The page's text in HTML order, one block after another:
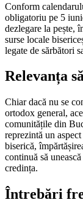
Conform
obligatoriu pe 5
dezlegare la pește,
surse locale
legate de sărbători
Relevanța
Chiar dacă nu se
ortodox general,
comunitățile din
reprezintă un
biserică,
continuă să
credința.
Întrebări